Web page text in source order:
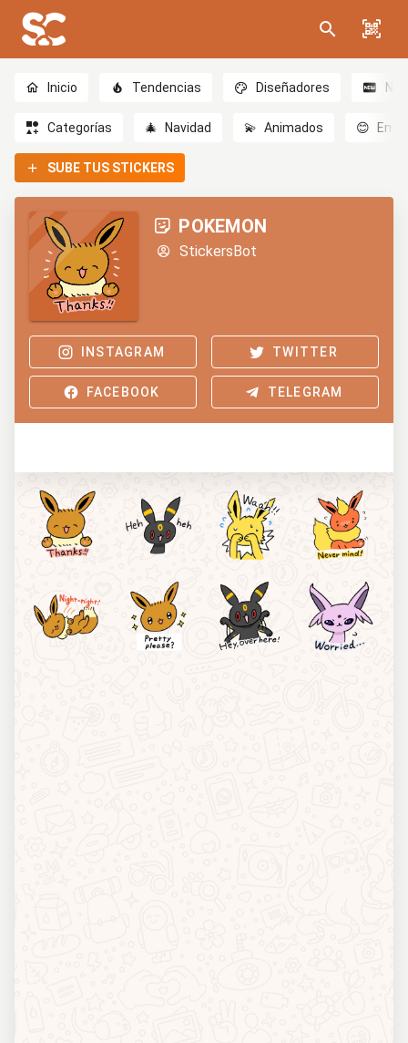
Inicio Tendencias Diseñadores
Categorías 🎄 Navidad 💫 Animados 😊
SUBE TUS STICKERS
POKEMON
StickersBot
INSTAGRAM TWITTER
FACEBOOK TELEGRAM